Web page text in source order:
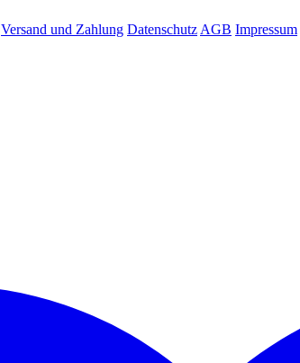
Versand und Zahlung DatenschutzAGB Impressum